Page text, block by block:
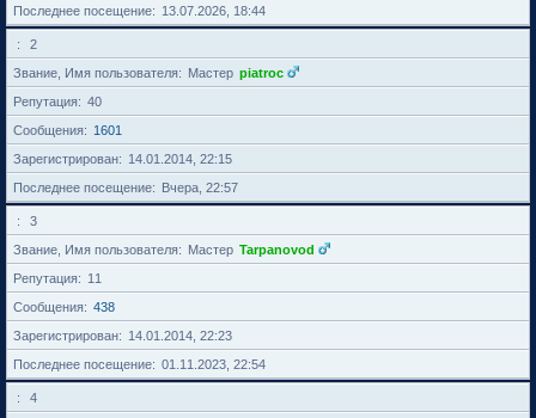
Последнее посещение
13.07.2026, 18:44
2
Звание, Имя пользователя
Мастер piatroc
Репутация
40
Сообщения
1601
Зарегистрирован
14.01.2014, 22:15
Последнее посещение
Вчера, 22:57
3
Звание, Имя пользователя
Мастер Tarpanovod
Репутация
11
Сообщения
438
Зарегистрирован
14.01.2014, 22:23
Последнее посещение
01.11.2023, 22:54
4